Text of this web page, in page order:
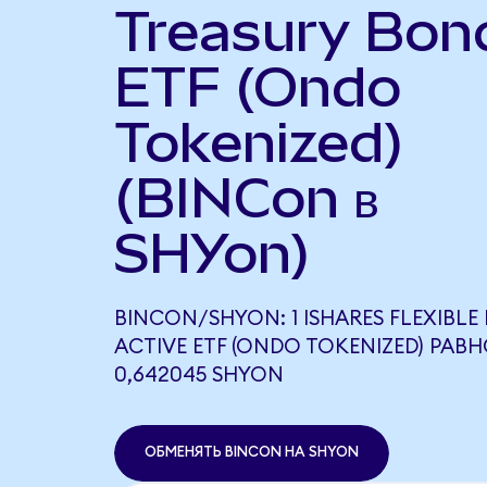
Treasury
ETF (Ondo
Tokenized)
(BINCon в
SHYon)
BINCON/SHYON: 1 ISHARES
ACTIVE ETF (ONDO TOKENIZED)
0,642045 SHYON
ОБМЕНЯТЬ BINCON НА SHYON